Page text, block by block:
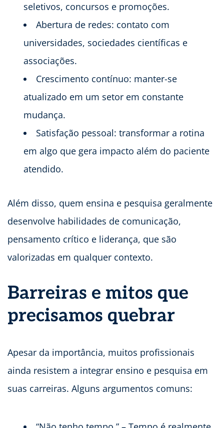
seletivos, concursos e promoções.
Abertura de redes: contato com
universidades, sociedades científicas e
associações.
Crescimento contínuo: manter-se
atualizado em um setor em constante
mudança.
Satisfação pessoal: transformar a rotina
em algo que gera impacto além do paciente
atendido.
Além disso, quem ensina e pesquisa geralmente
desenvolve habilidades de comunicação,
pensamento crítico e liderança, que são
valorizadas em qualquer contexto.
Barreiras e mitos que
precisamos quebrar
Apesar da importância, muitos profissionais
ainda resistem a integrar ensino e pesquisa em
suas carreiras. Alguns argumentos comuns: